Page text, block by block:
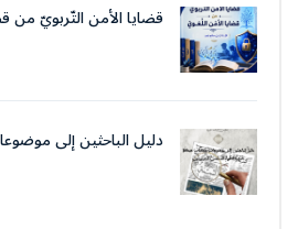
قضايا الأمن التّربويّ من
دليل الباحثين إلى